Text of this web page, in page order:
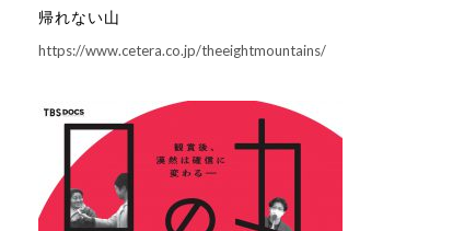
帰れない山
https://www.cetera.co.jp/theeightmountains/